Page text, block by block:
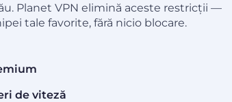
Planet VPN elimină aceste restricții —
tale favorite, fără nicio blocare.
de viteză